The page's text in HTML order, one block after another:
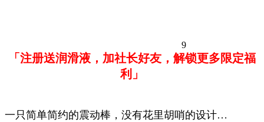
9
「注册送润滑液，加社长好友，解锁更多限定福
利」
一只简单简约的震动棒，没有花里胡哨的设计…